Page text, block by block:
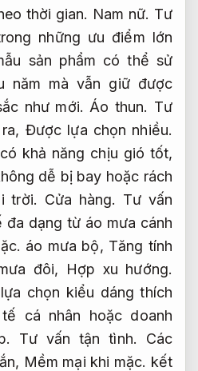
thời gian. Nam nữ. Tư
những ưu điểm lớn
sản phẩm có thể sử
năm mà vẫn giữ được
như mới. Áo thun. Tư
Được lựa chọn nhiều.
khả năng chịu gió tốt,
dễ bị bay hoặc rách
trời. Cửa hàng. Tư vấn
đa dạng từ áo mưa cánh
áo mưa bộ, Tăng tính
đôi,
Hợp xu hướng.
chọn kiểu dáng thích
cá nhân hoặc doanh
Tư vấn tận tình. Các
Mềm mại khi mặc. kết